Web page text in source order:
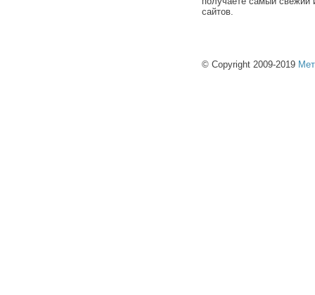
сайтов.
© Copyright 2009-2019